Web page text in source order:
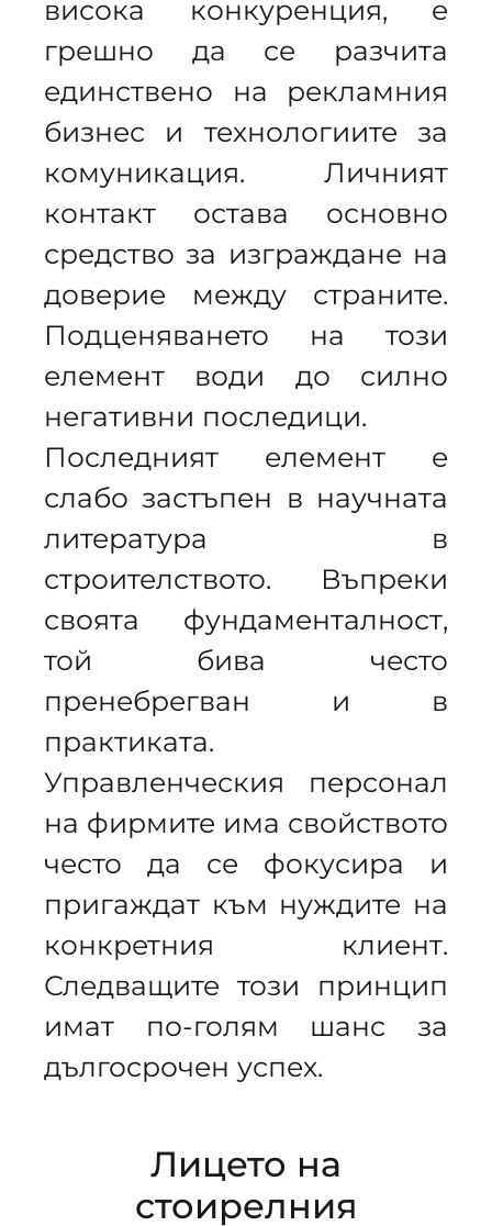
висока конкуренция, е
грешно да се разчита
единствено на рекламния
бизнес и технологиите за
комуникация. Личният
контакт остава основно
средство за изграждане на
доверие между страните.
Подценяването на този
елемент води до силно
негативни последици.
Последният елемент е
слабо застъпен в научната
литература в
строителството. Въпреки
своята фундаменталност,
той бива често
пренебрегван и в
практиката.
Управленческия персонал
на фирмите има свойството
често да се фокусира и
пригаждат към нуждите на
конкретния клиент.
Следващите този принцип
имат по-голям шанс за
дългосрочен успех.
Лицето на
стоирелния